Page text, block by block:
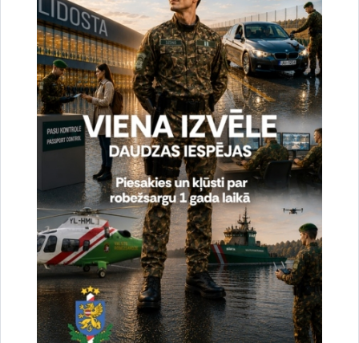
Vai šī informācija bija noderīga?
Sniegt atsauksmi
Esi pirmais, kas uzzina!